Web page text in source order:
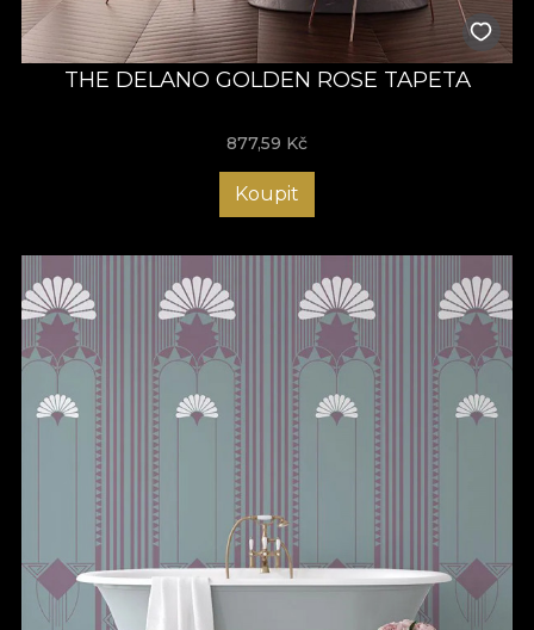
THE DELANO GOLDEN ROSE TAPETA
877,59 Kč
Koupit